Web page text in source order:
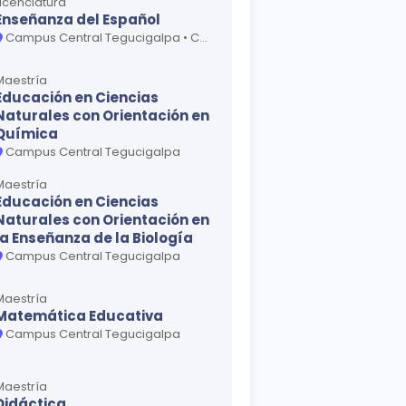
del Español
Campus Central Tegucigalpa • Centro Universitario Regional San Pedro Sula
en Ciencias
con Orientación en
Campus Central Tegucigalpa
en Ciencias
con Orientación en
Enseñanza de la Biología
Campus Central Tegucigalpa
Educativa
Campus Central Tegucigalpa